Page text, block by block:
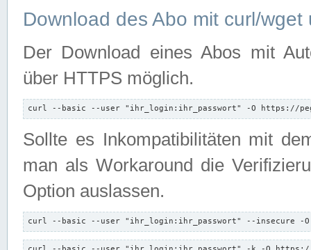
Download des Abo mit curl/
Der Download eines Abos mit
über HTTPS möglich.
curl --basic --user "ihr_login:ihr_passwort" -O https://
Sollte es Inkompatibilitäten mit
man als Workaround die
Option auslassen.
curl --basic --user "ihr_login:ihr_passwort" --insecure -